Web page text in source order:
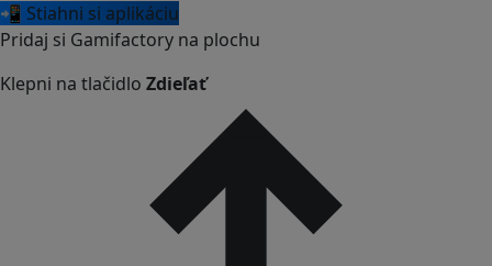
📲 Stiahni si aplikáciu
Pridaj si Gamifactory na plochu
Klepni na tlačidlo Zdieľať